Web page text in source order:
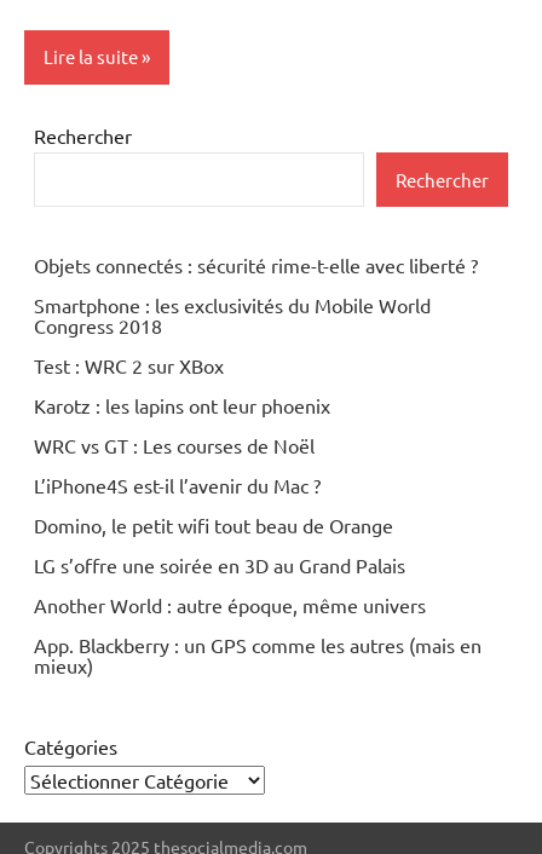
Lire la suite
Enfants
Rechercher
Rechercher
Objets connectés : sécurité rime-t-elle avec liberté ?
Smartphone : les exclusivités du Mobile World
Congress 2018
Test : WRC 2 sur XBox
Karotz : les lapins ont leur phoenix
WRC vs GT : Les courses de Noël
L’iPhone4S est-il l’avenir du Mac ?
Domino, le petit wifi tout beau de Orange
LG s’offre une soirée en 3D au Grand Palais
Another World : autre époque, même univers
App. Blackberry : un GPS comme les autres (mais en
mieux)
Catégories
Copyrights 2025 thesocialmedia.com